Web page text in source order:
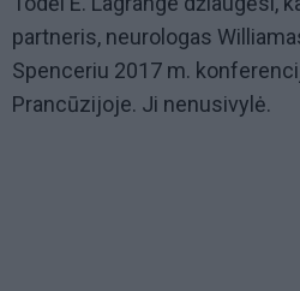
partneris, neurologas
Spenceriu 2017 m.
Prancūzijoje. Ji nenusivylė.